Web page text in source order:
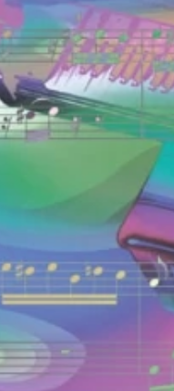
und Erwachsene
Alle Klavierschulen
Klavier spielen – mein
Piano Crash-Kurs